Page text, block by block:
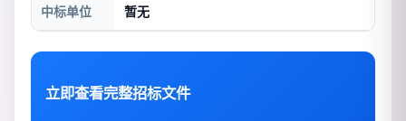
中标单位 暂无
立即查看完整招标文件